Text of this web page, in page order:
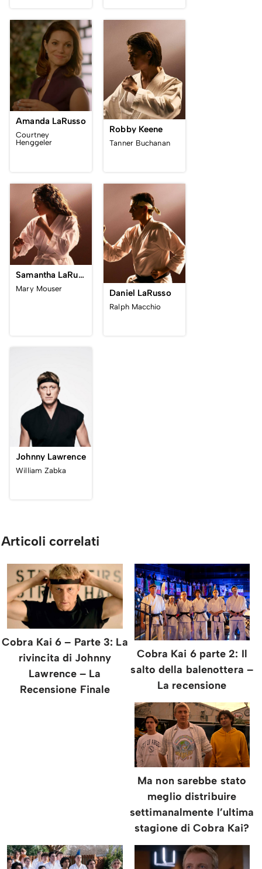
Amanda LaRusso
Courtney
Henggeler
Robby Keene
Tanner Buchanan
Samantha LaRusso
Mary Mouser Daniel LaRusso
Ralph Macchio
Johnny Lawrence
William Zabka
Articoli correlati
Cobra Kai 6 – Parte 3: La
rivincita di Johnny
Lawrence – La
Recensione Finale
Cobra Kai 6 parte 2: Il
salto della balenottera –
La recensione
Ma non sarebbe stato
meglio distribuire
settimanalmente l’ultima
stagione di Cobra Kai?